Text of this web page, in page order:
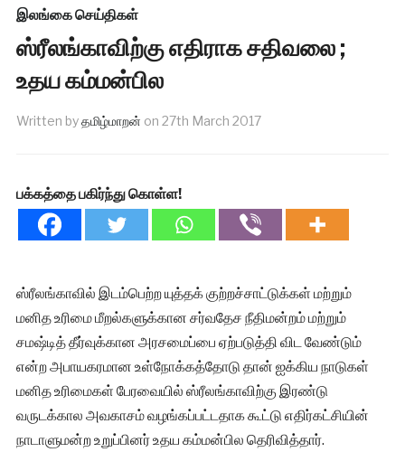
இலங்கை செய்திகள்
ஸ்ரீலங்காவிற்கு எதிராக சதிவலை ;
உதய கம்மன்பில
Written byதமிழ்மாறன் on 27th March 2017
பக்கத்தை பகிர்ந்து கொள்ள!
ஸ்ரீலங்காவில் இடம்பெற்ற யுத்தக் குற்றச்சாட்டுக்கள் மற்றும்
மனித உரிமை மீறல்களுக்கான சர்வதேச நீதிமன்றம் மற்றும்
சமஷ்டித் தீர்வுக்கான அரசமைப்பை ஏற்படுத்தி விட வேண்டும்
என்ற அபாயகரமான உள்நோக்கத்தோடு தான் ஐக்கிய நாடுகள்
மனித உரிமைகள் பேரவையில் ஸ்ரீலங்காவிற்கு இரண்டு
வருடக்கால அவகாசம் வழங்கப்பட்டதாக கூட்டு எதிர்கட்சியின்
நாடாளுமன்ற உறுப்பினர் உதய கம்மன்பில தெரிவித்தார்.